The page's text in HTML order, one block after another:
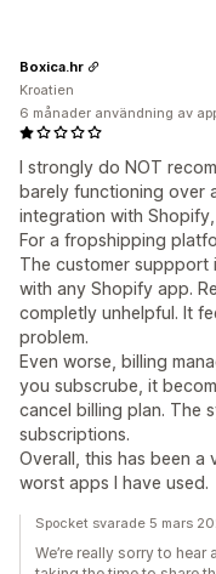
I strongly do NOT
barely functioning over
integration with
For a fropshipping
The customer suppport
with any Shopify app.
completly unhelpful. It
problem.
Even worse, billing
you subscrube, it
cancel billing plan. The
subscriptions.
Overall, this has been a
worst apps I have used.
Boxica.hr
Kroatien
6 månader användning av
Spocket svarade 5 mars
We’re really sorry to